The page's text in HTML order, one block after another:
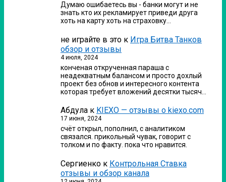
Думаю ошибаетесь вы - банки могут и не
знать кто их рекламирует приведи друга
хоть на карту хоть на страховку…
не играйте в это к Игра Битва Танков
обзор и отзывы
4 июля, 2024
конченая открученная параша с
неадекватным балансом и просто дохлый
проект без обнов и интересного контента
которая требует вложений десятки тысяч…
Абдула к KIEXO — отзывы о kiexo.com
17 июня, 2024
счёт открыл, пополнил, с аналитиком
связался. прикольный чувак, говорит с
толком и по факту. пока что нравится.
Сергиенко к Контрольная Ставка
отзывы и обзор канала